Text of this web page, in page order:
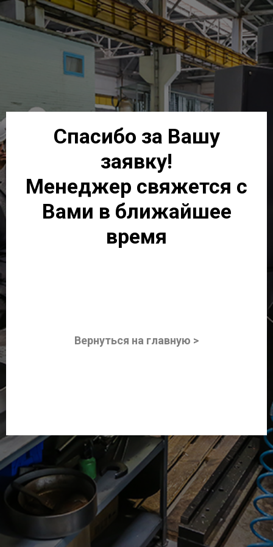
Спасибо за Вашу
заявку!
Менеджер свяжется с
Вами в ближайшее
время
Вернуться на главную >